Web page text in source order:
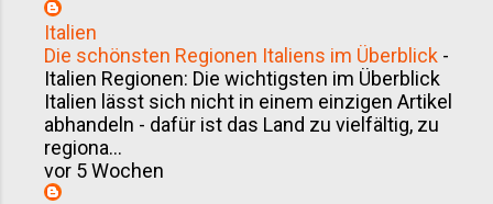
Italien
Die schönsten Regionen Italiens im Überblick -
Italien Regionen: Die wichtigsten im Überblick
Italien lässt sich nicht in einem einzigen Artikel
abhandeln - dafür ist das Land zu vielfältig, zu
regiona...
vor 5 Wochen